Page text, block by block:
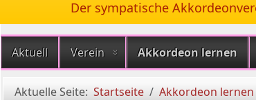
Der sympatische
Aktuell Verein Akkordeon lernen
Aktuelle Seite: Startseite Akkordeon lernen